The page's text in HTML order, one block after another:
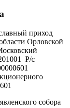
приход
Орловской
Р/с
собора